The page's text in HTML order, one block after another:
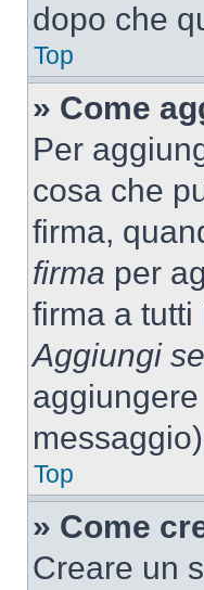
dopo che
Top
» Come
Per
cosa che
firma,
firma per
firma a tutti
Aggiungi
Top
» Come
Creare un